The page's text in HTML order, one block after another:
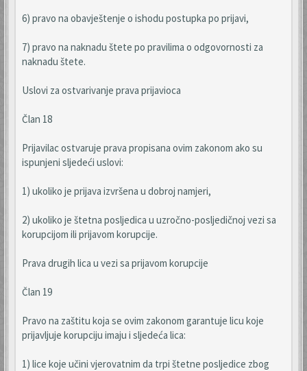
6) pravo na obavještenje o ishodu postupka po prijavi,
7) pravo na naknadu štete po pravilima o odgovornosti za
naknadu štete.
Uslovi za ostvarivanje prava prijavioca
Član 18
Prijavilac ostvaruje prava propisana ovim zakonom ako su
ispunjeni sljedeći uslovi:
1) ukoliko je prijava izvršena u dobroj namjeri,
2) ukoliko je štetna posljedica u uzročno-posljedičnoj vezi sa
korupcijom ili prijavom korupcije.
Prava drugih lica u vezi sa prijavom korupcije
Član 19
Pravo na zaštitu koja se ovim zakonom garantuje licu koje
prijavljuje korupciju imaju i sljedeća lica:
1) lice koje učini vjerovatnim da trpi štetne posljedice zbog